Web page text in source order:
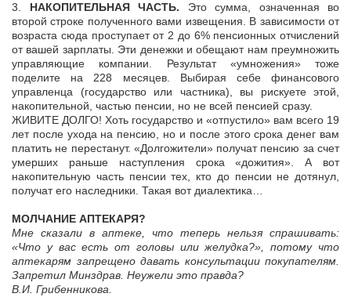
3. НАКОПИТЕЛЬНАЯ ЧАСТЬ. Это сумма, означенная во
второй строке полученного вами извещения. В зависимости от
возраста сюда проступает от 2 до 6% пенсионных отчислений
от вашей зарплаты. Эти денежки и обещают нам преумножить
управляющие компании. Результат «умножения» тоже
поделите на 228 месяцев. Выбирая себе финансового
управленца (государство или частника), вы рискуете этой,
накопительной, частью пенсии, но не всей пенсией сразу.
ЖИВИТЕ ДОЛГО! Хоть государство и «отпустило» вам всего 19
лет после ухода на пенсию, но и после этого срока денег вам
платить не перестанут. «Долгожители» получат пенсию за счет
умерших раньше наступления срока «дожития». А вот
накопительную часть пенсии тех, кто до пенсии не дотянул,
получат его наследники. Такая вот диалектика…
МОЛЧАНИЕ АПТЕКАРЯ?
Мне сказали в аптеке, что теперь нельзя спрашивать:
«Что у вас есть от головы или желудка?», потому что
аптекарям запрещено давать консультации покупателям.
Запретил Минздрав. Неужели это правда?
В.И. Грибенникова.